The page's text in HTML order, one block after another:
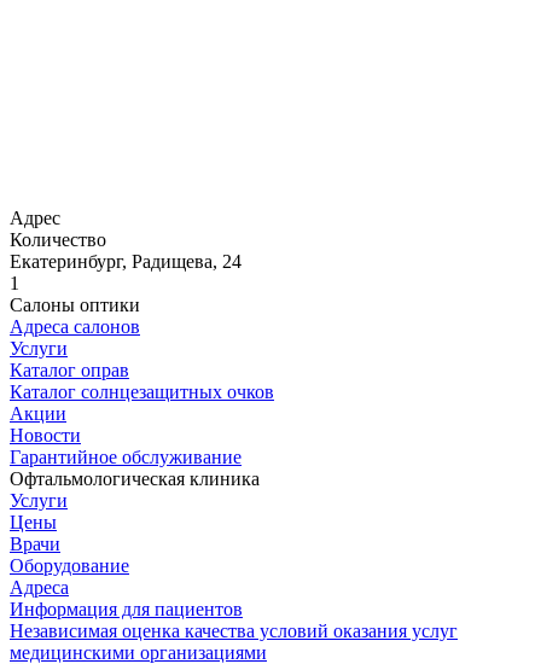
Адрес
Количество
Екатеринбург, Радищева, 24
1
Салоны оптики
Адреса салонов
Услуги
Каталог оправ
Каталог солнцезащитных очков
Акции
Новости
Гарантийное обслуживание
Офтальмологическая клиника
Услуги
Цены
Врачи
Оборудование
Адреса
Информация для пациентов
Независимая оценка качества условий оказания услуг
медицинскими организациями